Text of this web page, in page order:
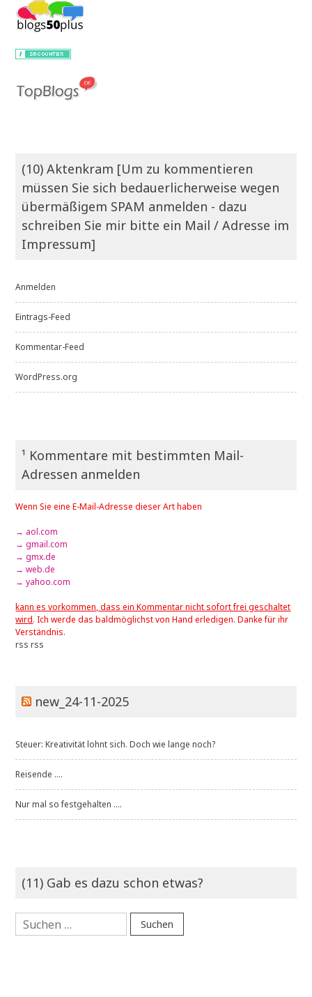
(10) Aktenkram [Um zu kommentieren
müssen Sie sich bedauerlicherweise wegen
übermäßigem SPAM anmelden - dazu
schreiben Sie mir bitte ein Mail / Adresse im
Impressum]
Anmelden
Eintrags-Feed
Kommentar-Feed
WordPress.org
¹ Kommentare mit bestimmten Mail-
Adressen anmelden
Wenn Sie eine E-Mail-Adresse dieser Art haben
→ aol.com
→ gmail.com
→ gmx.de
→ web.de
→ yahoo.com
kann es vorkommen, dass ein Kommentar nicht sofort frei geschaltet
wird. Ich werde das baldmöglichst von Hand erledigen. Danke für ihr
Verständnis.
rss rss
new_24-11-2025
Steuer: Kreativität lohnt sich. Doch wie lange noch?
Reisende ....
Nur mal so festgehalten ....
(11) Gab es dazu schon etwas?
Suchen
nach: